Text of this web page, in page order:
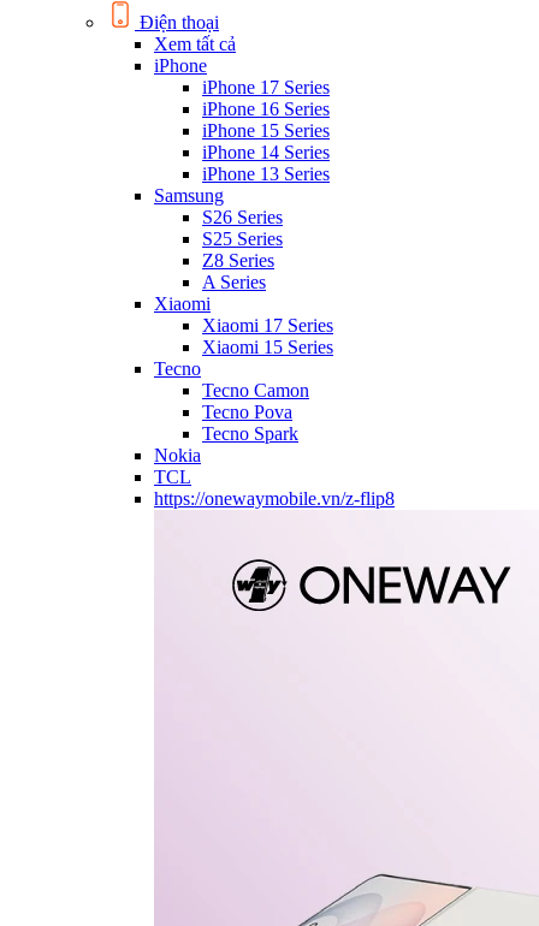
Điện thoại
Xem tất cả
iPhone
iPhone 17 Series
iPhone 16 Series
iPhone 15 Series
iPhone 14 Series
iPhone 13 Series
Samsung
S26 Series
S25 Series
Z8 Series
A Series
Xiaomi
Xiaomi 17 Series
Xiaomi 15 Series
Tecno
Tecno Camon
Tecno Pova
Tecno Spark
Nokia
TCL
https://onewaymobile.vn/z-flip8